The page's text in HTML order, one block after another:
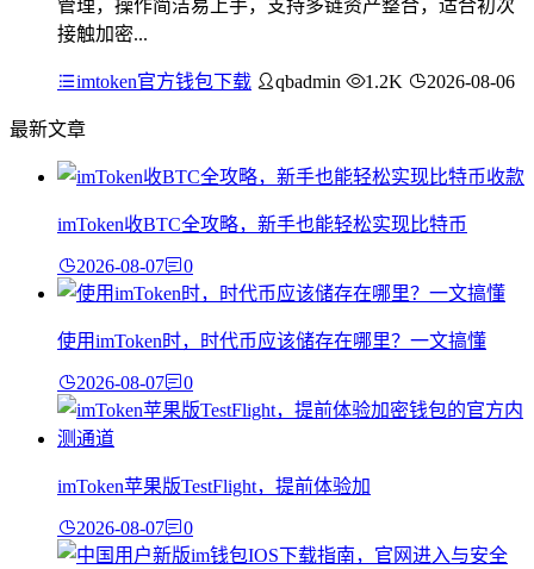
管理，操作简洁易上手，支持多链资产整合，适合初次
接触加密...
imtoken官方钱包下载 qbadmin 1.2K 2026-08-06
最新文章
imToken收BTC全攻略，新手也能轻松实现比特币
2026-08-07 0
使用imToken时，时代币应该储存在哪里？一文搞懂
2026-08-07 0
imToken苹果版TestFlight，提前体验加
2026-08-07 0